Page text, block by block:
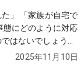
」 「家族が自宅で
はないでしょう
際の流れや費用な
2025年11月10日